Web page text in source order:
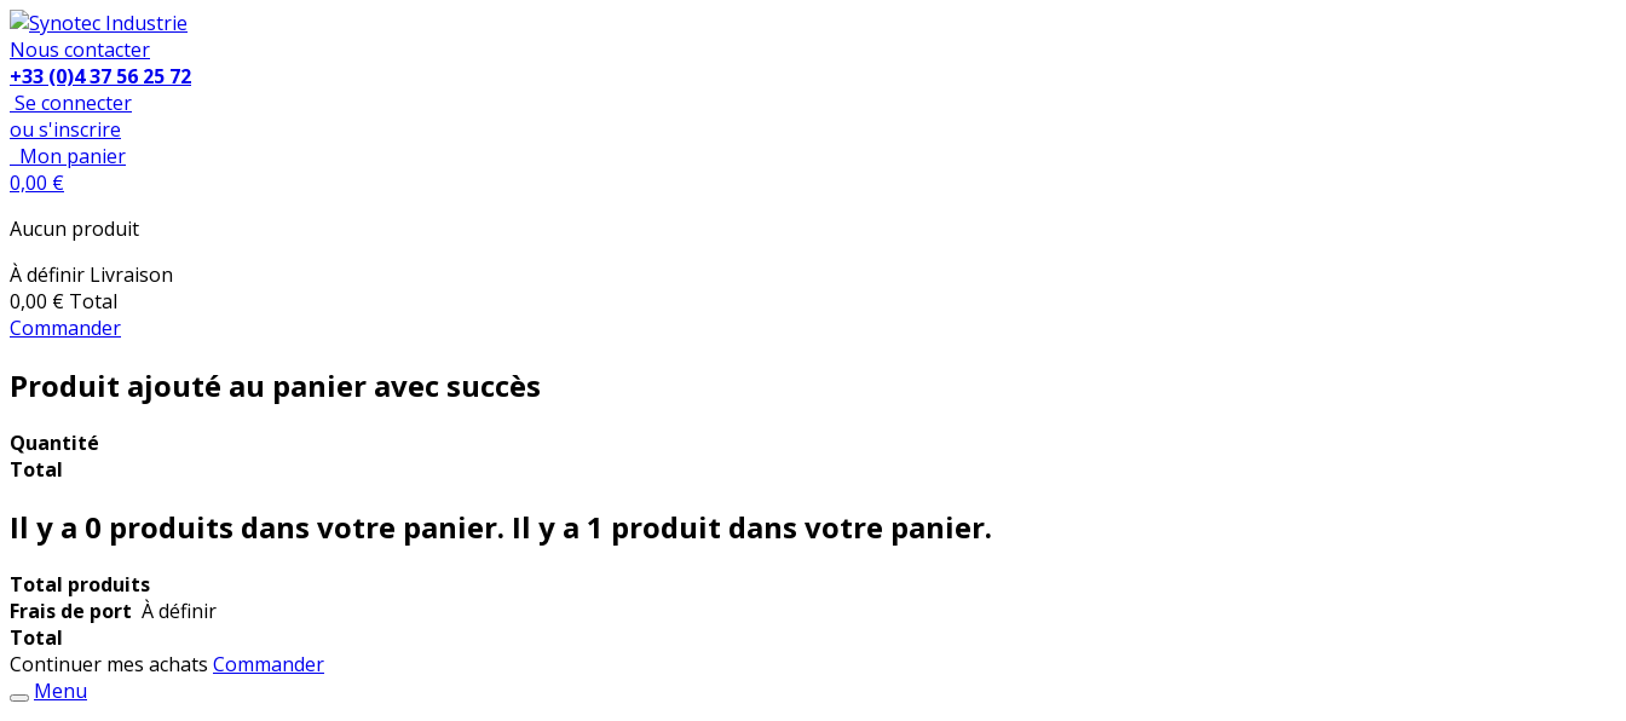
Nous contacter
+33 (0)4 37 56 25 72
Se connecter
ou s'inscrire
Mon panier
0,00 €
Aucun produit
À définir Livraison
0,00 € Total
Commander
Produit ajouté au panier avec succès
Quantité
Total
Il y a 0 produits dans votre panier. Il y a 1 produit dans votre panier.
Total produits
Frais de port À définir
Total
Continuer mes achats Commander
Menu